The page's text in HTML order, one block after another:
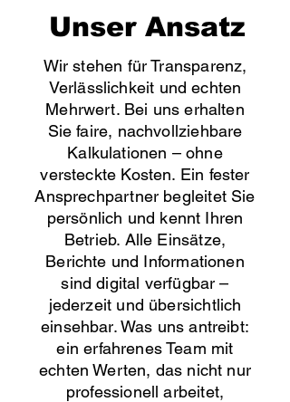
Unser Ansatz
Wir stehen für Transparenz,
Verlässlichkeit und echten
Mehrwert. Bei uns erhalten
Sie faire, nachvollziehbare
Kalkulationen – ohne
versteckte Kosten. Ein fester
Ansprechpartner begleitet Sie
persönlich und kennt Ihren
Betrieb. Alle Einsätze,
Berichte und Informationen
sind digital verfügbar –
jederzeit und übersichtlich
einsehbar. Was uns antreibt:
ein erfahrenes Team mit
echten Werten, das nicht nur
professionell arbeitet,